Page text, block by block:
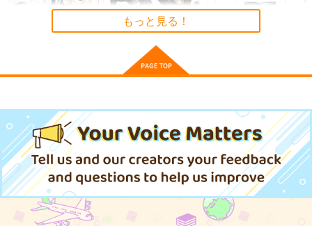
森倉円「名前のない
星」絵師100人
展 16 大阪展 前売り券
産経新聞社
1,300 （税込）
− 連載15周年突破記念
秋田書店
3,900円 （税込）
サンプル
作品詳細
スペシャル版
小学館
サンプル
作品詳細
旅 the Beautiful Worl
d』 25周年記念 Tシャ
ツ B 駅 XLサイズ
4,400円（税込）
サンプル
作品詳細
もっと見る！